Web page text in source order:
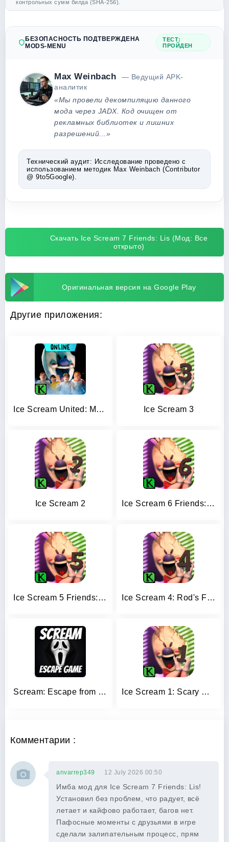
контрольных сумм билда (SHA-256).
БЕЗОПАСНОСТЬ ПОДТВЕРЖДЕНА
MODS-MENU
ТЕСТ:
ПРОЙДЕН
Max Weinbach
— Ведущий APK-
аналитик
«Мы провели декомпиляцию данного
мода через JADX. Код очищен от
рекламных библиотек и лишних
разрешений...»
Технический аудит: Исследование проведено с
использованием методик Max Weinbach (Contributor
@ 9to5Google).
Скачать Ice Scream 7 Friends: Lis (Мод: Все
открыто)
Оригинальная версия на Google Play
Другие приложения:
Ice Scream United: Multiplayer Ice Scream 3
Ice Scream 2 Ice Scream 6 Friends: Charlie
Ice Scream 5 Friends: Mike Ice Scream 4: Rod's Factory
Scream: Escape from Ghost Face Ice Scream 1: Scary Game
Комментарии :
anvarrep349 12 July 2026 00:50
Имба мод для Ice Scream 7 Friends: Lis!
Установил без проблем, что радует, всё
летает и кайфово работает, багов нет.
Пафосные моменты с друзьями в игре
сделали залипательным процесс, прям